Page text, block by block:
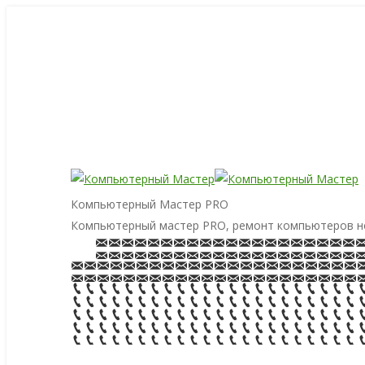
Компьютерный Мастер PRO
Компьютерный мастер PRO, ремонт компьютеров